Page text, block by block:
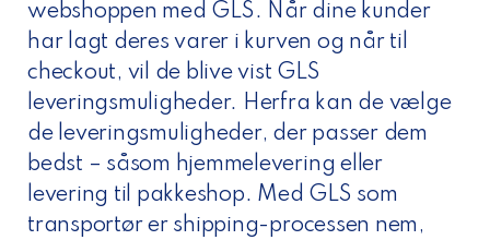
webshoppen med GLS. Når dine kunder
har lagt deres varer i kurven og når til
checkout, vil de blive vist GLS
leveringsmuligheder. Herfra kan de vælge
de leveringsmuligheder, der passer dem
bedst – såsom hjemmelevering eller
levering til pakkeshop. Med GLS som
transportør er shipping-processen nem,